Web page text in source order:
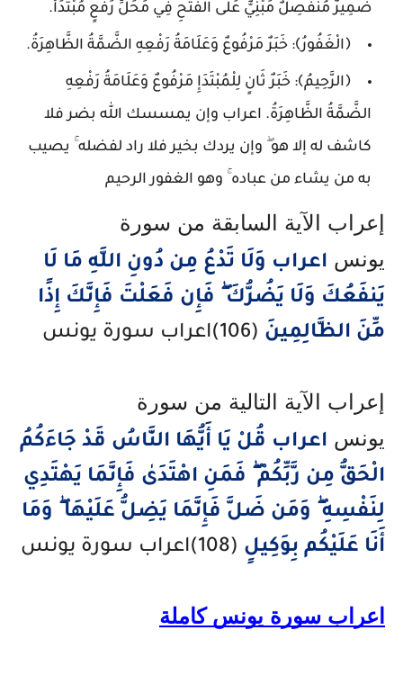
ضَمِيرٌ مُنْفَصِلٌ مَبْنِيٌّ عَلَى الْفَتْحِ فِي مَحَلِّ رَفْعٍ مُبْتَدَأٌ.
﴿الْغَفُورُ﴾: خَبَرٌ مَرْفُوعٌ وَعَلَامَةُ رَفْعِهِ الضَّمَّةُ الظَّاهِرَةُ.
﴿الرَّحِيمُ﴾: خَبَرٌ ثَانٍ لِلْمُبْتَدَإِ مَرْفُوعٌ وَعَلَامَةُ رَفْعِهِ
الضَّمَّةُ الظَّاهِرَةُ. اعراب وإن يمسسك الله بضر فلا
كاشف له إلا هو ۖ وإن يردك بخير فلا راد لفضله ۚ يصيب
به من يشاء من عباده ۚ وهو الغفور الرحيم
إعراب الآية السابقة من سورة
يونس اعراب وَلَا تَدْعُ مِن دُونِ اللَّهِ مَا لَا
يَنفَعُكَ وَلَا يَضُرُّكَ ۖ فَإِن فَعَلْتَ فَإِنَّكَ إِذًا
مِّنَ الظَّالِمِينَ (106)اعراب سورة يونس
إعراب الآية التالية من سورة
يونس اعراب قُلْ يَا أَيُّهَا النَّاسُ قَدْ جَاءَكُمُ
الْحَقُّ مِن رَّبِّكُمْ ۖ فَمَنِ اهْتَدَىٰ فَإِنَّمَا يَهْتَدِي
لِنَفْسِهِ ۖ وَمَن ضَلَّ فَإِنَّمَا يَضِلُّ عَلَيْهَا ۖ وَمَا
أَنَا عَلَيْكُم بِوَكِيلٍ (108)اعراب سورة يونس
اعراب سورة يونس كاملة